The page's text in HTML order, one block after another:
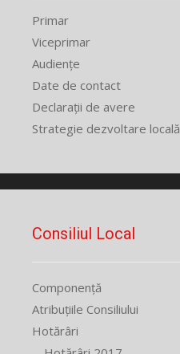
Primar
Viceprimar
Audiențe
Date de contact
Declarații de avere
Strategie dezvoltare locală
Consiliul Local
Componență
Atribuțiile Consiliului
Hotărâri